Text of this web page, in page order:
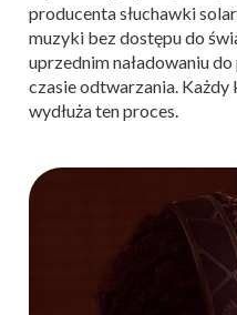
producenta słuchawki
muzyki bez dostępu do
uprzednim naładowaniu do
czasie odtwarzania.
wydłuża ten proces.